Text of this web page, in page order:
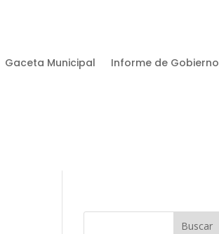
Gaceta Municipal Informe de Gobierno
Buscar